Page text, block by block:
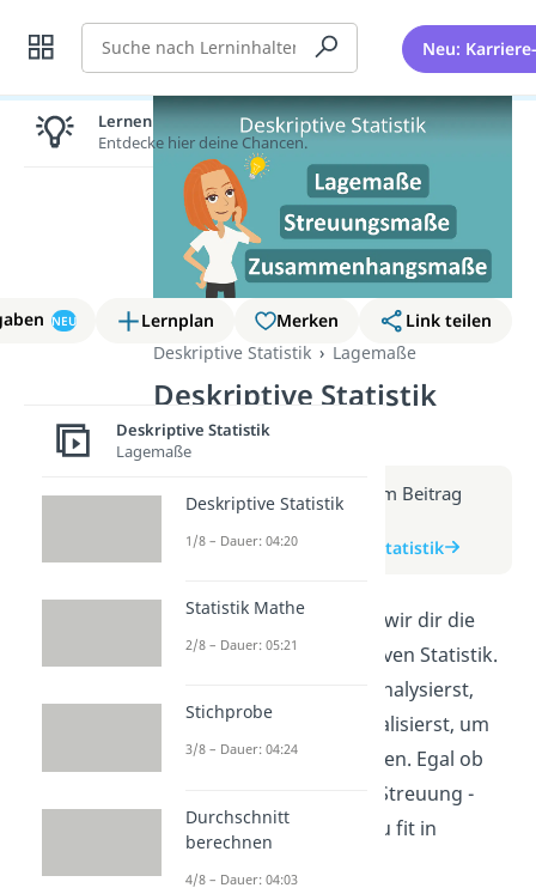
Suche Neu:
NEU Lernplan Merken
Link teilen
Deskriptive Statistik
Lagemaße
Deskriptive Statistik
(Video)
Weitere Infos erhältst du im Beitrag
zum Video
zum Beitrag: Deskriptive Statistik
In diesem Video erklären wir dir die
Grundlagen der deskriptiven Statistik.
Du lernst, wie du Daten analysierst,
zusammenfasst und visualisierst, um
Informationen zu gewinnen. Egal ob
Mittelwert, Median oder Streuung -
nach diesem Video bist du fit in
Lernen lohnt sich!
Entdecke hier deine Chancen.
Deskriptive Statistik
Lagemaße
Deskriptive Statistik
1/8 – Dauer: 04:20
Statistik Mathe
2/8 – Dauer: 05:21
Stichprobe
3/8 – Dauer: 04:24
Durchschnitt
berechnen
4/8 – Dauer: 04:03